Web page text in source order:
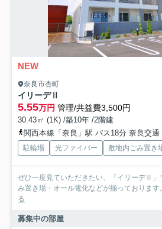
NEW
奈良市杏町
イリーデⅡ
5.55万円 管理/共益費3,500円
30.43㎡ (1K) /築10年 /2階建
関西本線「奈良」駅 バス18分 奈良交
駐輪場 光ファイバー 敷地内ごみ置き
ぜひ一度見ていただきたい、「イリーデⅡ」
み置き場・オール電化などが揃っております
る
募集中の部屋